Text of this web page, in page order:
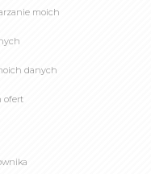
moich
danych
ofert